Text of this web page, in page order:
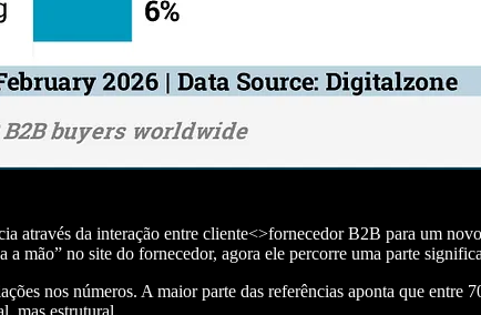
através da interação entre cliente<>fornecedor B2B para um
mão” no site do fornecedor, agora ele percorre uma parte
nos números. A maior parte das referências aponta que
mas estrutural.